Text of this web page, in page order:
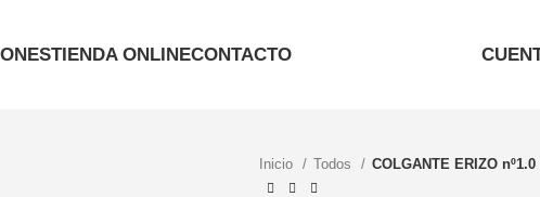
TIENDA ONLINECONTACTO
Inicio
Todos COLGANTE ERIZO nº1.0